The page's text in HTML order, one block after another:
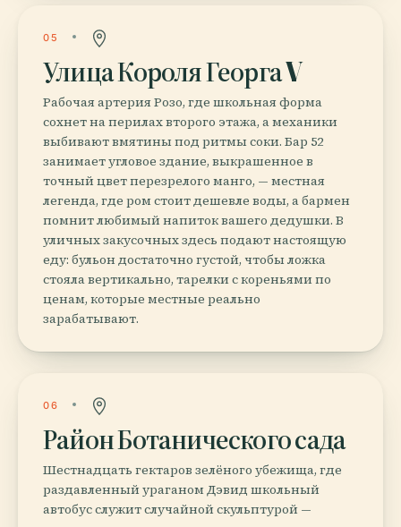
05
Улица Короля Георга V
Рабочая артерия Розо, где школьная форма
сохнет на перилах второго этажа, а механики
выбивают вмятины под ритмы соки. Бар 52
занимает угловое здание, выкрашенное в
точный цвет перезрелого манго, — местная
легенда, где ром стоит дешевле воды, а бармен
помнит любимый напиток вашего дедушки. В
уличных закусочных здесь подают настоящую
еду: бульон достаточно густой, чтобы ложка
стояла вертикально, тарелки с кореньями по
ценам, которые местные реально
зарабатывают.
06
Район Ботанического сада
Шестнадцать гектаров зелёного убежища, где
раздавленный ураганом Дэвид школьный
автобус служит случайной скульптурой —